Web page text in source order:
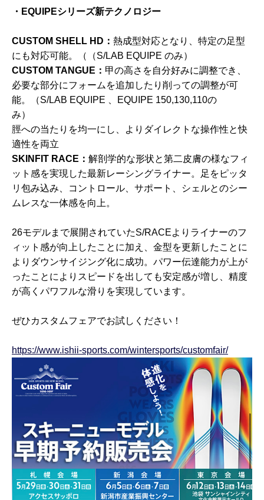
・EQUIPEシリーズ新テクノロジー
CUSTOM SHELL HD： 熱成型対応となり、特定の足型
にも対応可能。（（S/LAB EQUIPE のみ）
CUSTOM TANGUE： 甲の高さを自分好みに調整でき、
必要な部分にフォームを追加したり削っての調整が可
能。（S/LAB EQUIPE 、EQUIPE 150,130,110の
脛への当たりを均一にし、よりダイレクトな操作性と快
適性を両立
SKINFIT RACE： 解剖学的な形状と第二皮膚の様なフィ
ット感を実現した最新レーシングライナー。足をピッタ
リ包み込み、コントロール、サポート、シェルとのシー
ムレスな一体感を向上。
26モデルまで展開されていたS/RACEよりライナーのフ
ィット感が向上したことに加え、金型を更新したことに
よりダウンサイジング化に成功。パワー伝達能力が上が
ったことによりスピードを出しても安定感が増し、精度
が高くパワフルな滑りを実現しています。
ぜひカスタムフェアでお試しください！
https://www.ishii-sports.com/wintersports/customfair/